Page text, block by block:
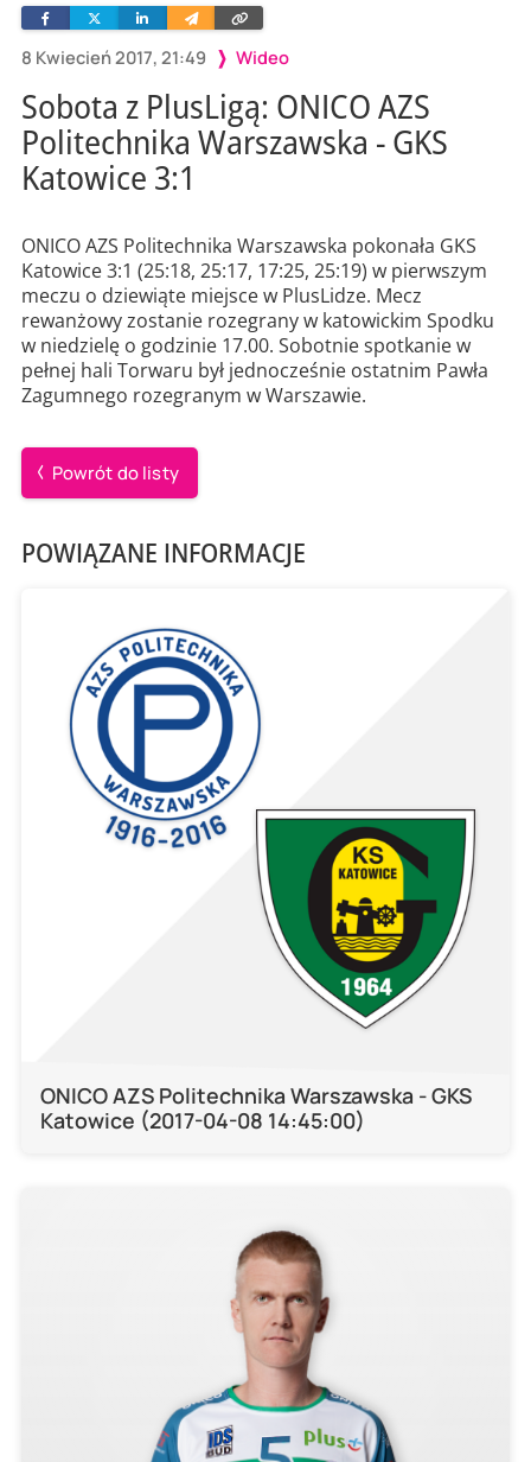
8 Kwiecień 2017, 21:49 Wideo
FacebookTwitterLinkedinWyślij
e-
Skopiuj
link
Sobota z PlusLigą: ONICO AZS
Politechnika Warszawska - GKS
Katowice 3:1
ONICO AZS Politechnika Warszawska pokonała GKS
Katowice 3:1 (25:18, 25:17, 17:25, 25:19) w pierwszym
meczu o dziewiąte miejsce w PlusLidze. Mecz
rewanżowy zostanie rozegrany w katowickim Spodku
w niedzielę o godzinie 17.00. Sobotnie spotkanie w
pełnej hali Torwaru był jednocześnie ostatnim Pawła
Zagumnego rozegranym w Warszawie.
Powrót do listy
POWIĄZANE INFORMACJE
ONICO AZS Politechnika Warszawska - GKS
Katowice (2017-04-08 14:45:00)